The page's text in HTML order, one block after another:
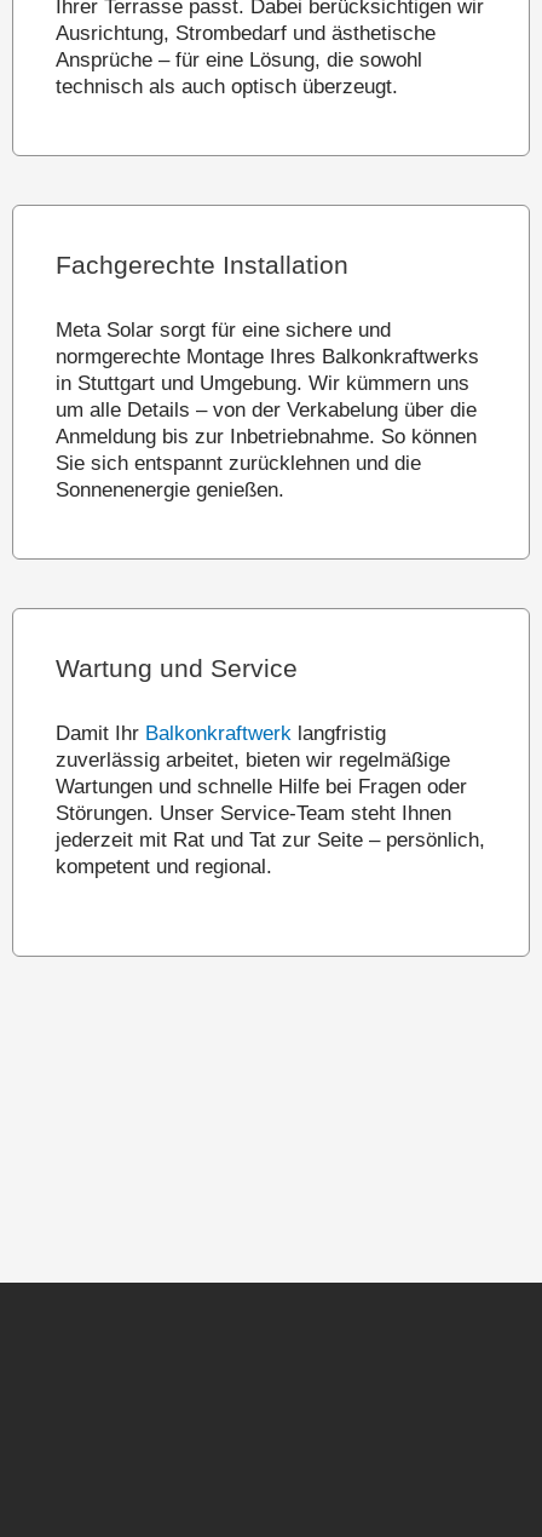
Ihrer Terrasse passt. Dabei berücksichtigen wir
Ausrichtung, Strombedarf und ästhetische
Ansprüche – für eine Lösung, die sowohl
technisch als auch optisch überzeugt.
Fachgerechte Installation
Meta Solar sorgt für eine sichere und
normgerechte Montage Ihres Balkonkraftwerks
in Stuttgart und Umgebung. Wir kümmern uns
um alle Details – von der Verkabelung über die
Anmeldung bis zur Inbetriebnahme. So können
Sie sich entspannt zurücklehnen und die
Sonnenenergie genießen.
Wartung und Service
Damit Ihr Balkonkraftwerk langfristig
zuverlässig arbeitet, bieten wir regelmäßige
Wartungen und schnelle Hilfe bei Fragen oder
Störungen. Unser Service-Team steht Ihnen
jederzeit mit Rat und Tat zur Seite – persönlich,
kompetent und regional.